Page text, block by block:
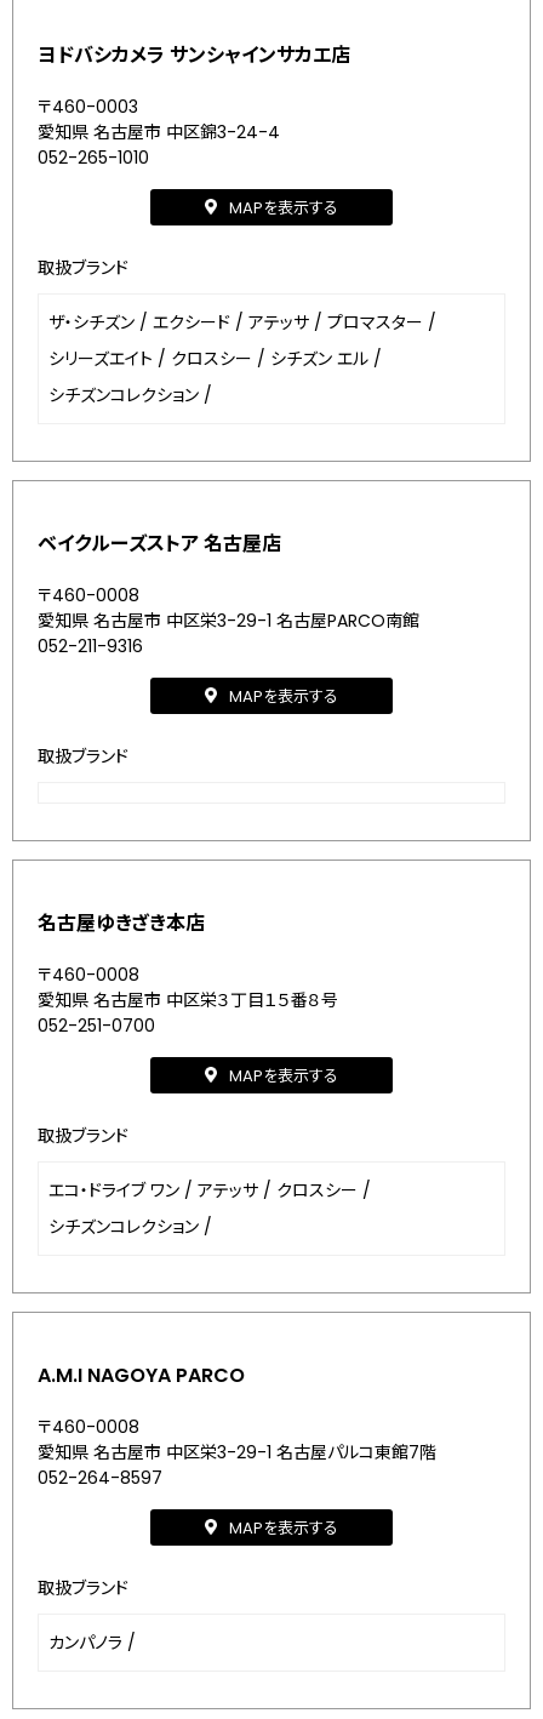
ヨドバシカメラ サンシャインサカエ店
〒460-0003
愛知県 名古屋市 中区錦3-24-4
052-265-1010
MAPを表示する
取扱ブランド
ザ・シチズン / エクシード / アテッサ / プロマスター /
シリーズエイト / クロスシー / シチズン エル /
シチズンコレクション /
ベイクルーズストア 名古屋店
〒460-0008
愛知県 名古屋市 中区栄3-29-1 名古屋PARCO南館
052-211-9316
MAPを表示する
取扱ブランド
名古屋ゆきざき本店
〒460-0008
愛知県 名古屋市 中区栄３丁目１５番８号
052-251-0700
MAPを表示する
取扱ブランド
エコ・ドライブ ワン / アテッサ / クロスシー /
シチズンコレクション /
A.M.I NAGOYA PARCO
〒460-0008
愛知県 名古屋市 中区栄3-29-1 名古屋パルコ東館7階
052-264-8597
MAPを表示する
取扱ブランド
カンパノラ /